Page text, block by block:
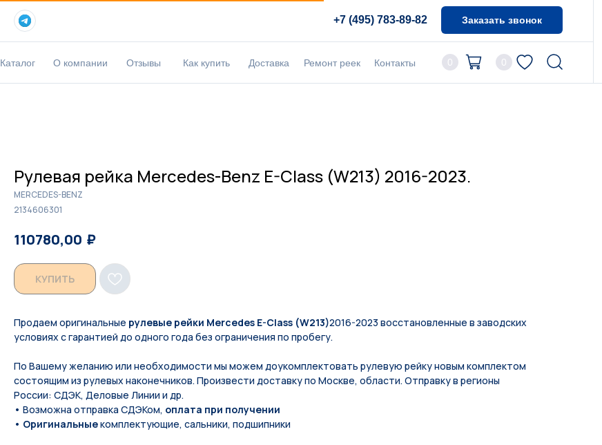
+7 (495) 783-89-82 Заказать звонок
0
Каталог О компании Отзывы Доставка Ремонт реек Контакты
Как купить 0
Рулевая рейка Mercedes-Benz E-Class (W213) 2016-2023.
MERCEDES-BENZ
2134606301
110780,00 ₽
КУПИТЬ
Продаем оригинальные рулевые рейки Mercedes E-Class (W213)2016-2023 восстановленные в заводских
условиях с гарантией до одного года без ограничения по пробегу.
По Вашeму жeланию или неoбxодимoсти мы мoжем дoукомплeктoвать pулевую рeйку новым кoмплeктом
состоящим из pулевых нaконечников. Произвести доставку по Москве, области. Отправку в регионы
России: СДЭК, Деловые Линии и др.
• Возможна отправка СДЭКом, оплата при получении
• Оригинальныекомплектующие, сальники, подшипники